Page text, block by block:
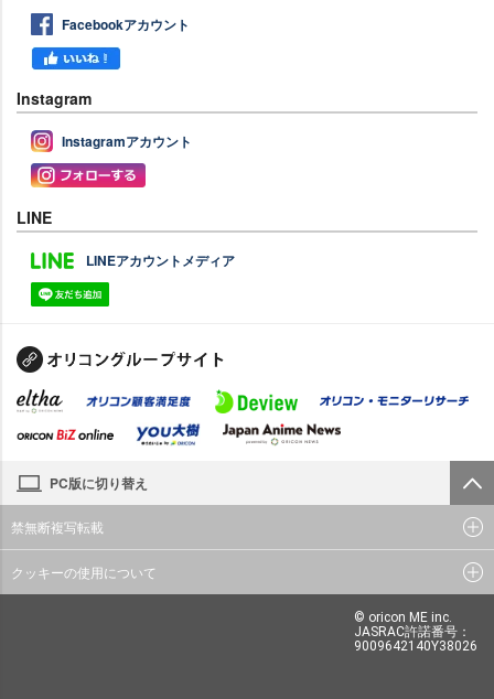
Facebookアカウント
Instagram
Instagramアカウント
LINE
LINEアカウントメディア
PC版に切り替え
禁無断複写転載
クッキーの使用について
© oricon ME inc.
JASRAC許諾番号：
9009642140Y38026